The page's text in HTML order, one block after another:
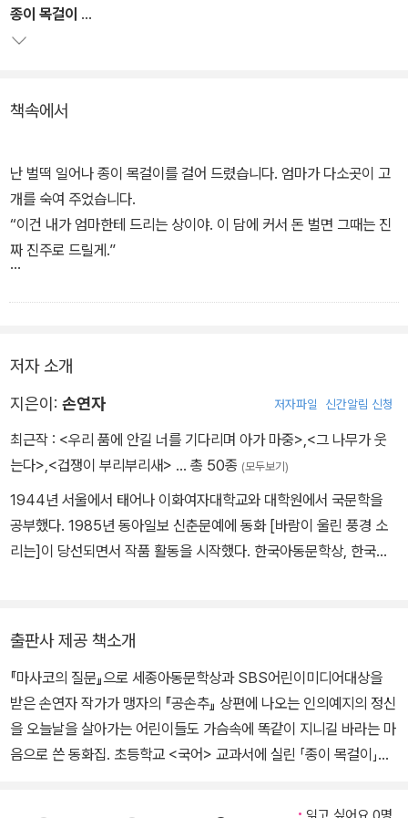
아름다운지를 작가는 각각의 단편 속에 등장하는 인물들을 통해 보여
주고자 한다. 작가가 창조해 낸 인물들은 저마다 다른 개성을 지니고
종이 목걸이
책속에서
난 벌떡 일어나 종이 목걸이를 걸어 드렸습니다. 엄마가 다소곳이 고
개를 숙여 주었습니다.
“이건 내가 엄마한테 드리는 상이야. 이 담에 커서 돈 벌면 그때는 진
짜 진주로 드릴게.”
손짓말을 하는데 목이 메었습니다. 난 들키지 않으려고 환하게 웃었
널 사랑해. 너만 있으면 돼. 다른 상은 필요 없어.”
엄마가 긴 손짓말을 하며 빙긋 웃었습니다. 진주보다 더 귀한 진주라
는 말을 할 때 엄마의 두 뺨은 잘 익은 사과처럼 불그레했습니다.
저자 소개
지은이: 손연자 저자파일 신간알림 신청
최근작 : <우리 품에 안길 너를 기다리며 아가 마중>,<그 나무가 웃
는다>,<겁쟁이 부리부리새> … 총 50종 (모두보기)
1944년 서울에서 태어나 이화여자대학교와 대학원에서 국문학을
공부했다. 1985년 동아일보 신춘문예에 동화 [바람이 울린 풍경 소
리는]이 당선되면서 작품 활동을 시작했다. 한국아동문학상, 한국어
출판사 제공 책소개
『마사코의 질문』으로 세종아동문학상과 SBS어린이미디어대상을
받은 손연자 작가가 맹자의 『공손추』 상편에 나오는 인의예지의 정신
을 오늘날을 살아가는 어린이들도 가슴속에 똑같이 지니길 바라는 마
음으로 쓴 동화집. 초등학교 <국어> 교과서에 실린 「종이 목걸이」가
들을 일부 가다듬고 덜어냈고, 기존의 작품들 중 원문과 원제를 살려